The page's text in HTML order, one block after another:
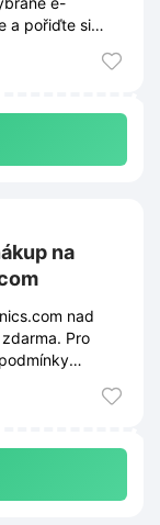
a pořiďte si
na
nad
Pro